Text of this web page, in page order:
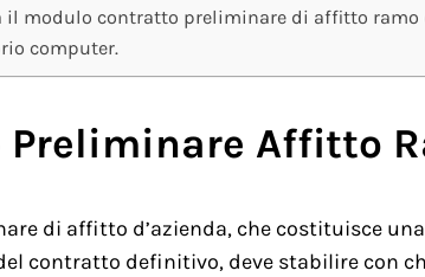
il modulo contratto preliminare di affitto ramo
computer.
Affitto
di affitto d’azienda, che costituisce
contratto definitivo, deve stabilire con